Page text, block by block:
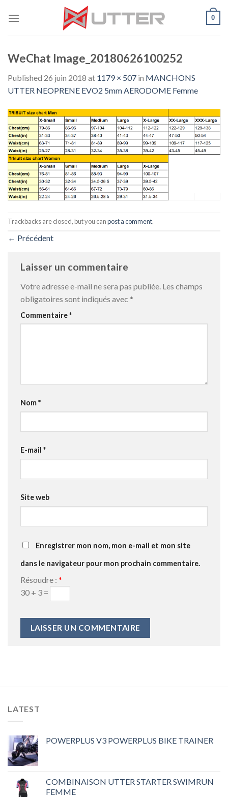
0
WeChat Image_20180626100252
Published 26 juin 2018 at 1179 × 507 in MANCHONS
UTTER NEOPRENE EVO2 5mm AERODOME Femme
Trackbacks are closed, but you canpost a comment.
← Précédent
Laisser un commentaire
Votre adresse e-mail ne sera pas publiée. Les champs
obligatoires sont indiqués avec *
Commentaire*
Nom*
E-mail *
Site web
Enregistrer mon nom, mon e-mail et mon site
dans le navigateur pour mon prochain commentaire.
Résoudre : *
30 + 3 =
LATEST
POWERPLUS V3 POWERPLUS BIKE TRAINER
COMBINAISON UTTER STARTER SWIMRUN
FEMME